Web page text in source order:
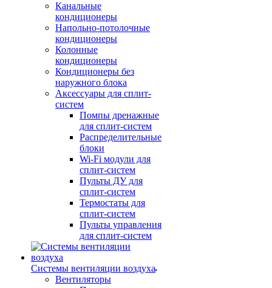
Канальные
кондиционеры
Напольно-потолочные
кондиционеры
Колонные
кондиционеры
Кондиционеры без
наружного блока
Аксессуары для сплит-
систем
Помпы дренажные
для сплит-систем
Распределительные
блоки
Wi-Fi модули для
сплит-систем
Пульты ДУ для
сплит-систем
Термостаты для
сплит-систем
Пульты управления
для сплит-систем
Системы вентиляции воздуха
Вентиляторы